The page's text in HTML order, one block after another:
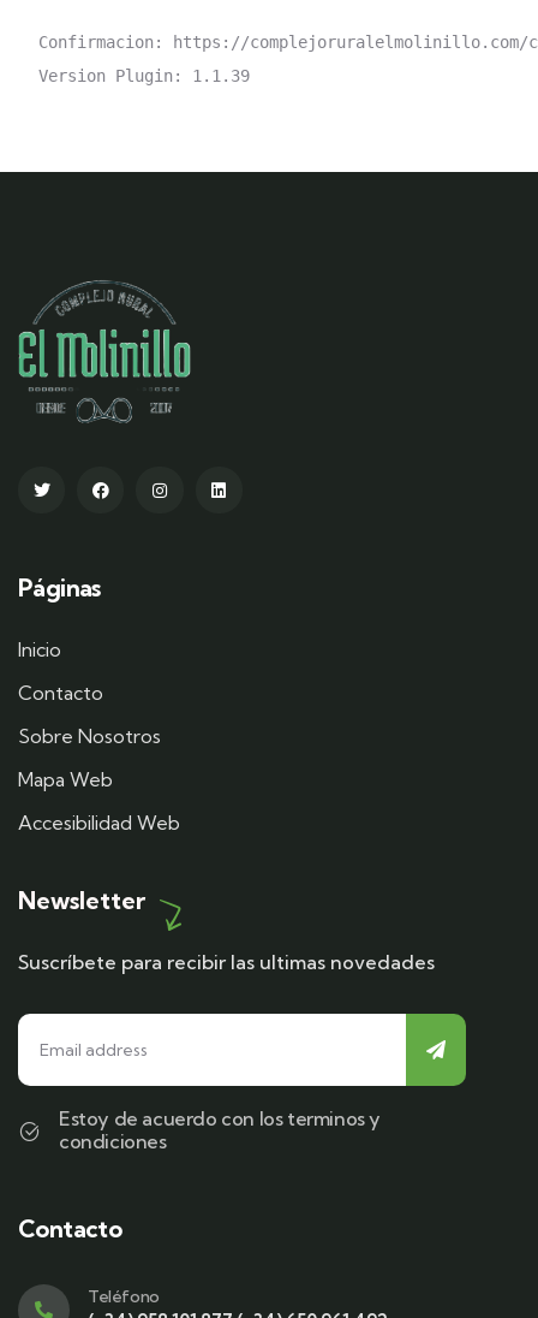
Confirmacion: https://complejoruralelmolinillo.com/
Páginas
Inicio
Contacto
Sobre Nosotros
Mapa Web
Accesibilidad Web
Newsletter
Suscríbete para recibir las ultimas novedades
Estoy de acuerdo con los terminos y
condiciones
Contacto
Teléfono